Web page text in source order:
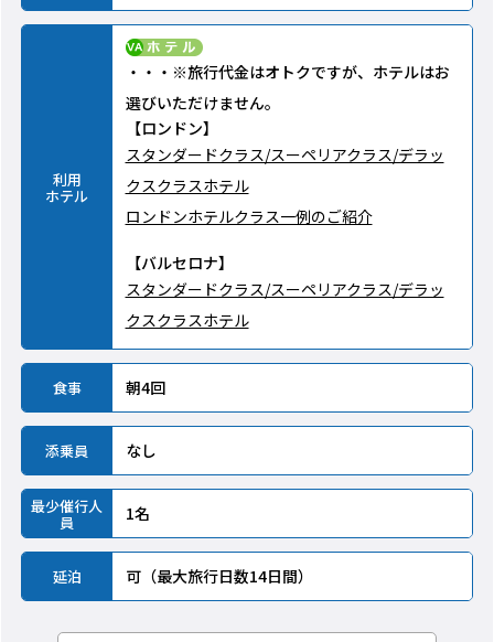
利用
ホテル
・・・※旅行代金はオトクですが、ホテルはお
選びいただけません。
【ロンドン】
スタンダードクラス/スーペリアクラス/デラッ
クスクラスホテル
ロンドンホテルクラス一例のご紹介
【バルセロナ】
スタンダードクラス/スーペリアクラス/デラッ
クスクラスホテル
食事 朝4回
添乗員 なし
最少催行人
員 1名
延泊 可（最大旅行日数14日間）